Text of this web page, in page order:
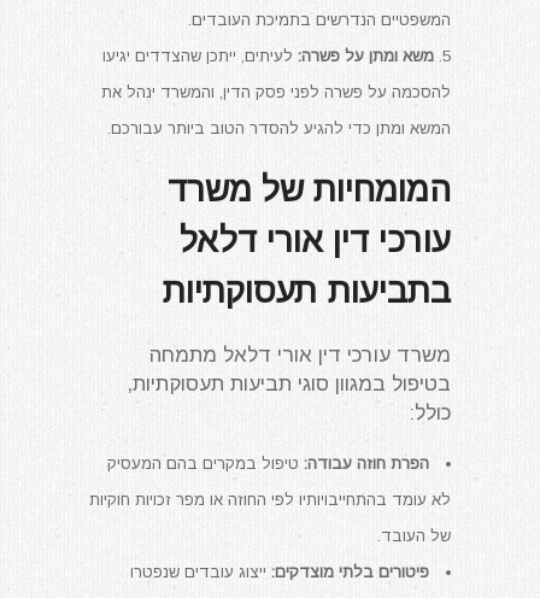
המשפטיים הנדרשים בתמיכת העובדים.
משא ומתן על פשרה: לעיתים, ייתכן שהצדדים יגיעו
להסכמה על פשרה לפני פסק הדין, והמשרד ינהל את
המשא ומתן כדי להגיע להסדר הטוב ביותר עבורכם.
המומחיות של משרד
עורכי דין אורי דלאל
בתביעות תעסוקתיות
משרד עורכי דין אורי דלאל מתמחה
בטיפול במגוון סוגי תביעות תעסוקתיות,
כולל:
הפרת חוזה עבודה: טיפול במקרים בהם המעסיק
לא עומד בהתחייבויותיו לפי החוזה או מפר זכויות חוקיות
של העובד.
פיטורים בלתי מוצדקים: ייצוג עובדים שנפטרו